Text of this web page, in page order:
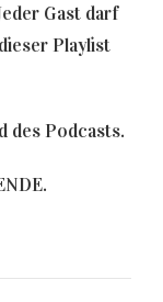
Gast darf
Playlist
des Podcasts.